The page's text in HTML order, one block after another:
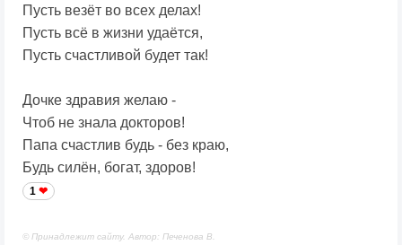
Пусть везёт во всех делах!
Пусть всё в жизни удаётся,
Пусть счастливой будет так!
Дочке здравия желаю -
Чтоб не знала докторов!
Папа счастлив будь - без краю,
Будь силён, богат, здоров!
1
© Принадлежит сайту. Автор: Печенова В.